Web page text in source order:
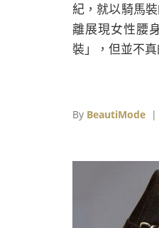
紀，就以騎馬
離展現女性腰
裝」，但並不
By BeautiMode |